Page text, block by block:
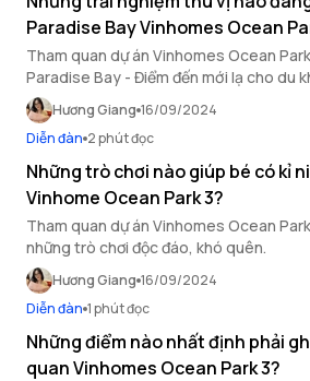
Paradise Bay Vinhomes Ocean
Tham quan dự án Vinhomes Ocean
Paradise Bay - Điểm đến mới lạ cho du
Hương Giang 16/09/2024
Diễn đàn 2 phút đọc
Những trò chơi nào giúp bé có kỉ
Vinhome Ocean Park 3?
Tham quan dự án Vinhomes Ocean
những trò chơi độc đáo, khó quên.
Hương Giang 16/09/2024
Diễn đàn 1 phút đọc
Những điểm nào nhất định phải
quan Vinhomes Ocean Park 3?